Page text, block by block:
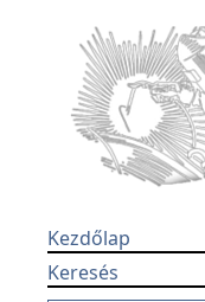
Kezdőlap
Keresés